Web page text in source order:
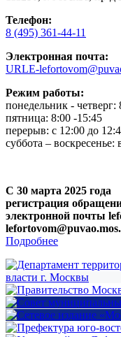
Телефон:
8 (495) 361-44-11
Электронная почта:
URLE-
Режим работы:
понедельник - четверг:
пятница: 8:00 -15:45
перерыв: с 12:00 до
суббота –
С 30 марта 2025 года
регистрация
электронной почты
Подробнее